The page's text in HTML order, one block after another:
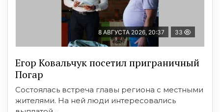
8 АВГУСТА 2026, 20:37 33
Егор Ковальчук посетил приграничный
Погар
Состоялась встреча главы региона с местными
жителями. На ней люди интересовались